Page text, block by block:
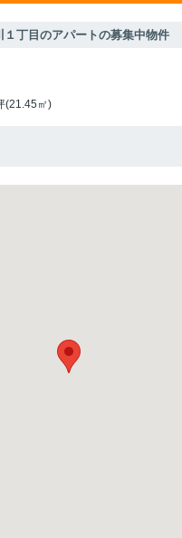
丁目のアパートの募集中物件
(21.45㎡)